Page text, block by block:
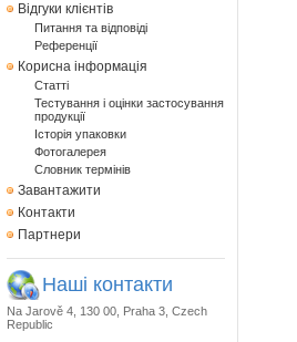
Відгуки клієнтів
Питання та відповіді
Референції
Корисна інформація
Статтi
Тестування i оцінки застосування
продукції
Історія упаковки
Фотогалерея
Словник термінів
Завантажити
Контакти
Партнери
Наші контакти
Na Jarově 4, 130 00, Praha 3, Czech
Republic